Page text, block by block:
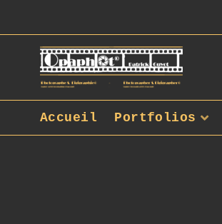
Accueil Portfolios